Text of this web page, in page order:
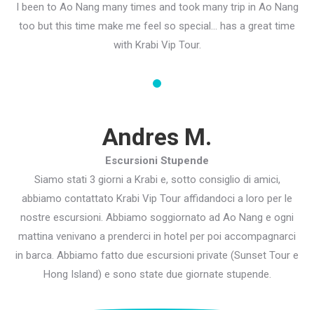
I been to Ao Nang many times and took many trip in Ao Nang
too but this time make me feel so special… has a great time
with Krabi Vip Tour.
Andres M.
Escursioni Stupende
Siamo stati 3 giorni a Krabi e, sotto consiglio di amici,
abbiamo contattato Krabi Vip Tour affidandoci a loro per le
nostre escursioni. Abbiamo soggiornato ad Ao Nang e ogni
mattina venivano a prenderci in hotel per poi accompagnarci
in barca. Abbiamo fatto due escursioni private (Sunset Tour e
Hong Island) e sono state due giornate stupende.